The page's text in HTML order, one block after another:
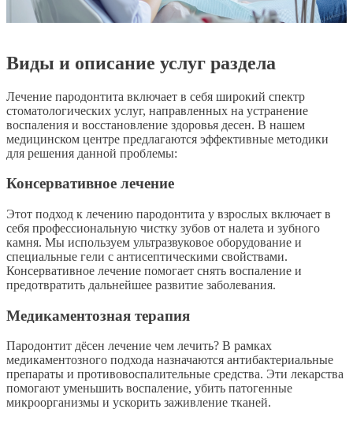
Виды и описание услуг раздела
Лечение пародонтита включает в себя широкий спектр
стоматологических услуг, направленных на устранение
воспаления и восстановление здоровья десен. В нашем
медицинском центре предлагаются эффективные методики
для решения данной проблемы:
Консервативное лечение
Этот подход к лечению пародонтита у взрослых включает в
себя профессиональную чистку зубов от налета и зубного
камня. Мы используем ультразвуковое оборудование и
специальные гели с антисептическими свойствами.
Консервативное лечение помогает снять воспаление и
предотвратить дальнейшее развитие заболевания.
Медикаментозная терапия
Пародонтит дёсен лечение чем лечить? В рамках
медикаментозного подхода назначаются антибактериальные
препараты и противовоспалительные средства. Эти лекарства
помогают уменьшить воспаление, убить патогенные
микроорганизмы и ускорить заживление тканей.